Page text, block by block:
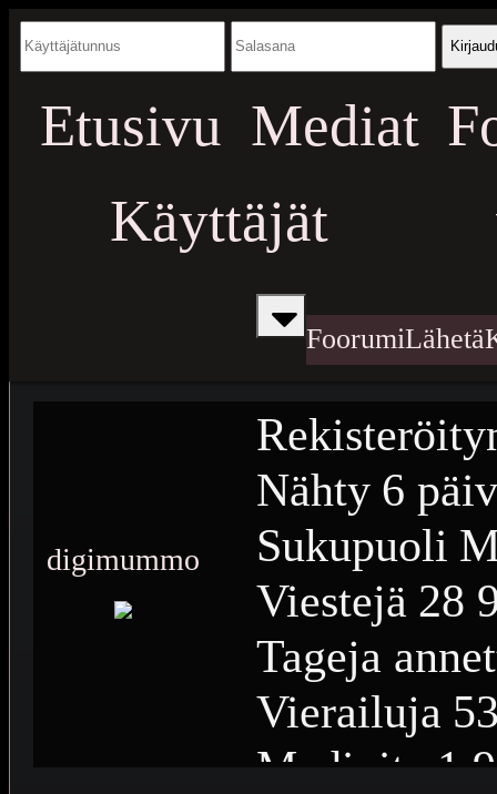
Etusivu Mediat
Käyttäjät
FoorumiLähetä
digimummo
Nähty 6
Sukupuoli
Viestejä 28
Tageja
Vierailuja
Medioita
1